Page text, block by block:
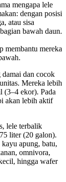
mengapa lele
dengan posisi
atau sisa
bawah daun.
membantu mereka
dan cocok
Mereka lebih
(3–4 ekor). Pada
akan lebih aktif
lele terbalik
liter (20 galon).
apung, batu,
omnivora,
hingga wafer